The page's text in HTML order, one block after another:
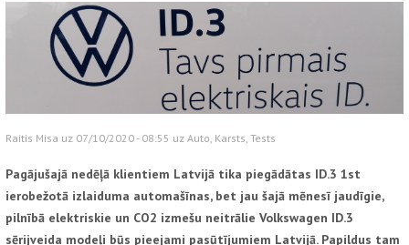
Raitis Misa uz 07/10/2020 - 08:55 uz Auto, Karsts, Tests
Pagājušajā nedēļā klientiem Latvijā tika piegādātas ID.3 1st
ierobežotā izlaiduma automašīnas, bet jau šajā mēnesī jaudīgie,
pilnībā elektriskie un CO2 izmešu neitrālie Volkswagen ID.3
sērijveida modeļi būs pieejami pasūtījumiem Latvijā. Papildus tam